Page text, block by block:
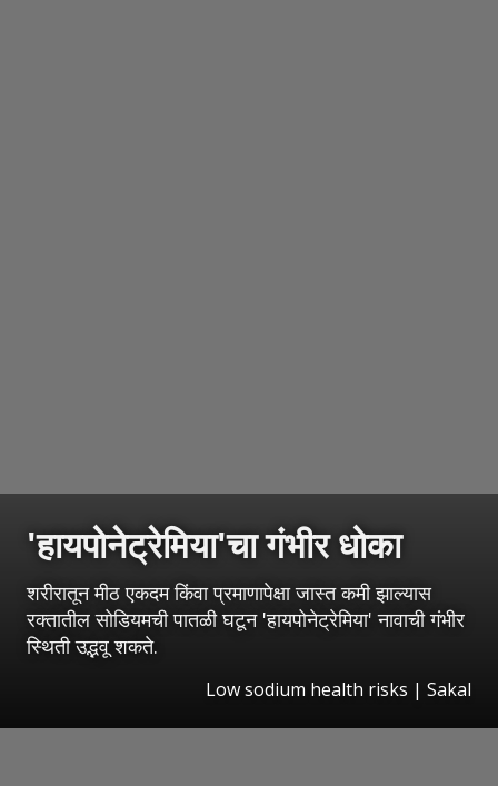
'हायपोनेट्रेमिया'चा गंभीर धोका
शरीरातून मीठ एकदम किंवा प्रमाणापेक्षा जास्त कमी झाल्यास
रक्तातील सोडियमची पातळी घटून 'हायपोनेट्रेमिया' नावाची गंभीर
स्थिती उद्भवू शकते.
Low sodium health risks | Sakal